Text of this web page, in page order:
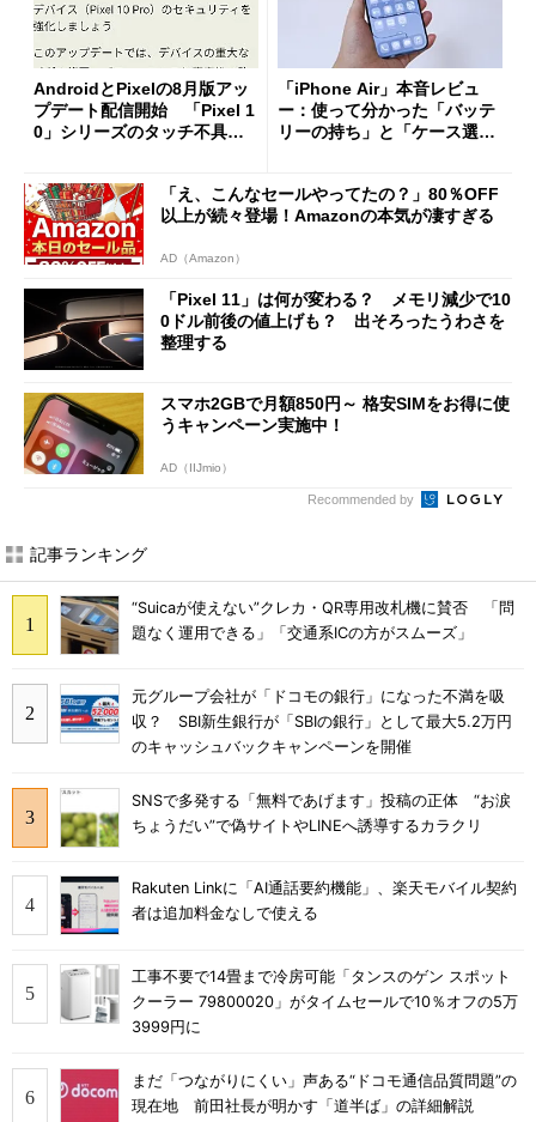
AndroidとPixelの8月版アッ
プデート配信開始 「Pixel 1
0」シリーズのタッチ不具合
「iPhone Air」本音レビュ
ー：使って分かった「バッテ
リーの持ち」と「ケース選
「え、こんなセールやってたの？」80％OFF
以上が続々登場！Amazonの本気が凄すぎる
AD（Amazon）
「Pixel 11」は何が変わる？ メモリ減少で10
0ドル前後の値上げも？ 出そろったうわさを
整理する
スマホ2GBで月額850円～ 格安SIMをお得に使
うキャンペーン実施中！
AD（IIJmio）
Recommended by
記事ランキング
“Suicaが使えない”クレカ・QR専用改札機に賛否 「問
題なく運用できる」「交通系ICの方がスムーズ」
元グループ会社が「ドコモの銀行」になった不満を吸
収？ SBI新生銀行が「SBIの銀行」として最大5.2万円
のキャッシュバックキャンペーンを開催
SNSで多発する「無料であげます」投稿の正体 “お涙
ちょうだい”で偽サイトやLINEへ誘導するカラクリ
Rakuten Linkに「AI通話要約機能」、楽天モバイル契約
者は追加料金なしで使える
工事不要で14畳まで冷房可能「タンスのゲン スポット
クーラー 79800020」がタイムセールで10％オフの5万
3999円に
まだ「つながりにくい」声ある“ドコモ通信品質問題”の
現在地 前田社長が明かす「道半ば」の詳細解説